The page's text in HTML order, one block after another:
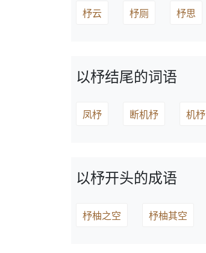
杼云 杼厕 杼思
以杼结尾的词语
凤杼 断机杼 机杼
以杼开头的成语
杼柚之空 杼柚其空